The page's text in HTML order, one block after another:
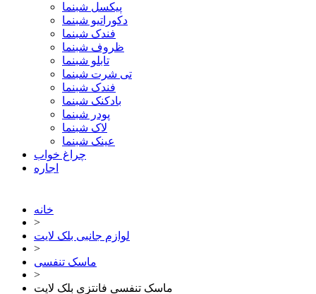
پیکسل شبنما
دکوراتیو شبنما
فندک شبنما
ظروف شبنما
تابلو شبنما
تی شرت شبنما
فندک شبنما
بادکنک شبنما
پودر شبنما
لاک شبنما
عینک شبنما
چراغ خواب
اجاره
خانه
>
لوازم جانبی بلک لایت
>
ماسک تنفسی
>
ماسک تنفسی فانتزی بلک لایت